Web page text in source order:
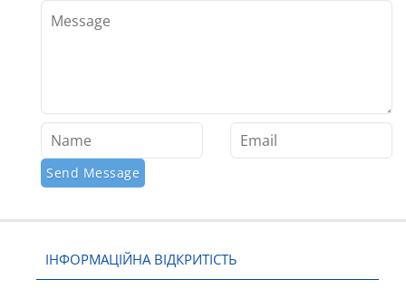
ІНФОРМАЦІЙНА ВІДКРИТІСТЬ